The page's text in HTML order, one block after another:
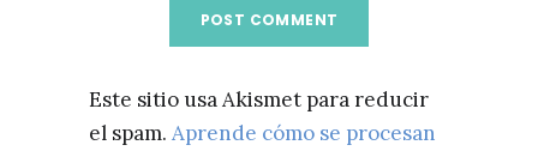
Este sitio usa Akismet para reducir
el spam. Aprende cómo se procesan